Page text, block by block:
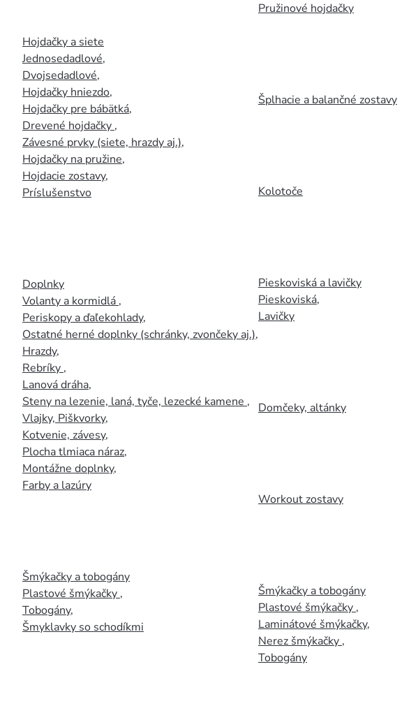
Hojdačky a siete
Jednosedadlové,
Dvojsedadlové,
Hojdačky hniezdo,
Hojdačky pre bábätká,
Drevené hojdačky ,
Závesné prvky (siete, hrazdy aj.),
Hojdačky na pružine,
Hojdacie zostavy,
Príslušenstvo
Doplnky
Volanty a kormidlá ,
Periskopy a ďaľekohlady,
Ostatné herné doplnky (schránky, zvončeky aj.),
Hrazdy,
Rebríky ,
Lanová dráha,
Steny na lezenie, laná, tyče, lezecké kamene ,
Vlajky, Piškvorky,
Kotvenie, závesy,
Plocha tlmiaca náraz,
Montážne doplnky,
Farby a lazúry
Šmýkačky a tobogány
Plastové šmýkačky ,
Tobogány,
Šmyklavky so schodíkmi
Pružinové hojdačky
Šplhacie a balančné zostavy
Kolotoče
Pieskoviská a lavičky
Pieskoviská,
Lavičky
Domčeky, altánky
Workout zostavy
Šmýkačky a tobogány
Plastové šmýkačky ,
Laminátové šmýkačky,
Nerez šmýkačky ,
Tobogány